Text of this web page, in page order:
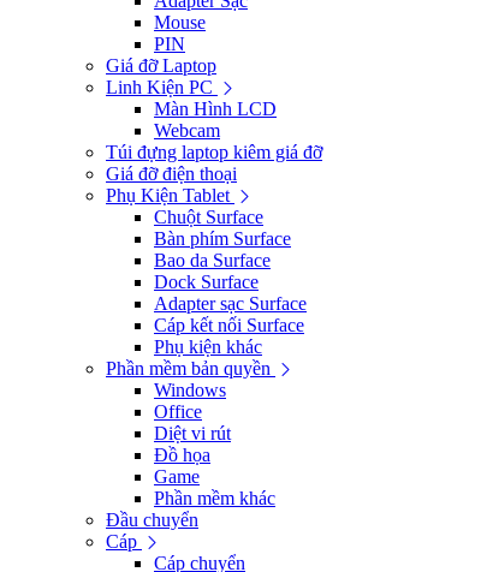
Mouse
PIN
Giá đỡ Laptop
Linh Kiện PC
Màn Hình LCD
Webcam
Túi đựng laptop kiêm giá đỡ
Giá đỡ điện thoại
Phụ Kiện Tablet
Chuột Surface
Bàn phím Surface
Bao da Surface
Dock Surface
Adapter sạc Surface
Cáp kết nối Surface
Phụ kiện khác
Phần mềm bản quyền
Windows
Office
Diệt vi rút
Đồ họa
Game
Phần mềm khác
Đầu chuyển
Cáp
Cáp chuyển